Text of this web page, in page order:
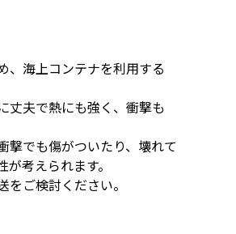
、海上コンテナを利用する
丈夫で熱にも強く、衝撃も
撃でも傷がついたり、壊れて
考えられます。
ご検討ください。